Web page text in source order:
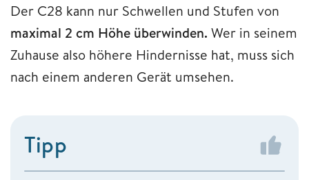
Der C28 kann nur Schwellen und Stufen von
maximal 2 cm Höhe überwinden. Wer in seinem
Zuhause also höhere Hindernisse hat, muss sich
nach einem anderen Gerät umsehen.
Tipp